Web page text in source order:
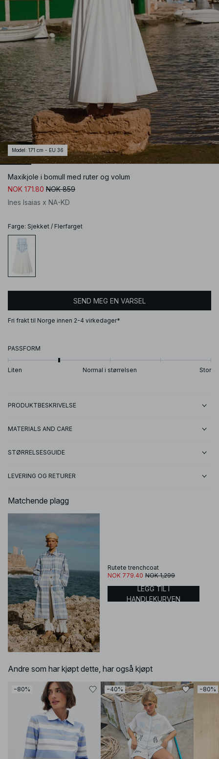
Model : 171 cm - EU 36
Maxikjole i bomull med ruter og volum
NOK 171.80 NOK 859
Ines Isaias x NA-KD
Farge: Sjekket / Flerfarget
SEND MEG EN VARSEL
Fri frakt til Norge innen 2-4 virkedager*
PASSFORM
Liten Normal i størrelsen Stor
PRODUKTBESKRIVELSE
MATERIALS AND CARE
STØRRELSESGUIDE
LEVERING OG RETURER
Matchende plagg
Rutete trenchcoat
NOK 779.40 NOK 1,299
LEGG TIL I
HANDLEKURVEN
Andre som har kjøpt dette, har også kjøpt
−80% −40% −80%